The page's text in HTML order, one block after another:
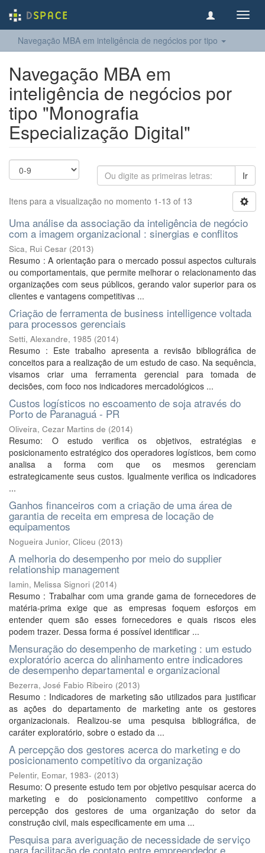
Navegação MBA em inteligência de negócios por tipo
Navegação MBA em
inteligência de negócios por
tipo "Monografia
Especialização Digital"
Ir
Itens para a visualização no momento 1-13 of 13
Uma análise da associação da inteligência de negócio
com a imagem organizacional : sinergias e conflitos
Sica, Rui Cesar (2013)
Resumo : A orientação para o mercado possui aspectos culturais
ou comportamentais, que permite melhorar o relacionamento das
organizações com seus públicos, gerando valor superior para os
clientes e vantagens competitivas ...
Criação de ferramenta de business intelligence voltada
para processos gerenciais
Setti, Alexandre, 1985 (2014)
Resumo : Este trabalho apresenta a revisão bibliográfica de
conceitos para a realização de um estudo de caso. Na sequência,
visamos criar uma ferramenta gerencial para tomada de
decisões, com foco nos indicadores mercadológicos ...
Custos logísticos no escoamento de soja através do
Porto de Paranaguá - PR
Oliveira, Cezar Martins de (2014)
Resumo: O estudo verifica os objetivos, estratégias e
posicionamento estratégico dos operadores logísticos, bem como
analisa a forma com que os mesmos gerenciam
estrategicamente seus custos. Igualmente verifica os indicadores
...
Ganhos financeiros com a criação de uma área de
garantia de receita em empresa de locação de
equipamentos
Nogueira Junior, Cliceu (2013)
A melhoria do desempenho por meio do supplier
relationship management
Iamin, Melissa Signori (2014)
Resumo : Trabalhar com uma grande gama de fornecedores de
matéria-prima exige que as empresas foquem esforços em
entender quem são esses fornecedores e quais riscos eles
podem trazer. Dessa forma é possível identificar ...
Mensuração do desempenho de marketing : um estudo
exploratório acerca do alinhamento entre indicadores
de desempenho departamental e organizacional
Bezerra, José Fabio Ribeiro (2013)
Resumo : Indicadores de marketing são utilizados para justificar
as ações do departamento de marketing ante os gestores
organizacionais. Realizou-se uma pesquisa bibliográfica, de
caráter exploratório, sobre o estado da ...
A percepção dos gestores acerca do marketing e do
posicionamento competitivo da organização
Pelentir, Eomar, 1983- (2013)
Resumo: O presente estudo tem por objetivo pesquisar acerca do
marketing e do posicionamento competitivo conforme a
percepção dos gestores de uma organização do setor da
construção civil, mais especificamente em uma ...
Pesquisa para averiguação de necessidade de serviço
para facilitação de contato entre empreendedor e